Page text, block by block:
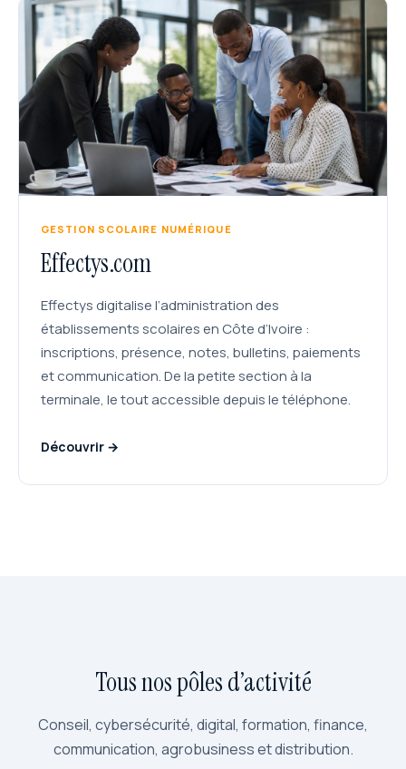
GESTION SCOLAIRE NUMÉRIQUE
Effectys.com
Effectys digitalise l’administration des
établissements scolaires en Côte d’Ivoire :
inscriptions, présence, notes, bulletins, paiements
et communication. De la petite section à la
terminale, le tout accessible depuis le téléphone.
Découvrir →
Tous nos pôles d’activité
Conseil, cybersécurité, digital, formation, finance,
communication, agrobusiness et distribution.